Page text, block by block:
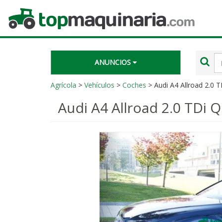
Topmaquinaria.com
ANUNCIOS
Agrícola > Vehículos > Coches > Audi A4 Allroad 2.0
Audi A4 Allroad 2.0 TDi